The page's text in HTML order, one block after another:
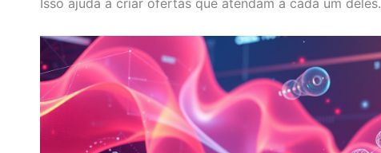
Isso ajuda a criar ofertas que atendam a cada um deles.